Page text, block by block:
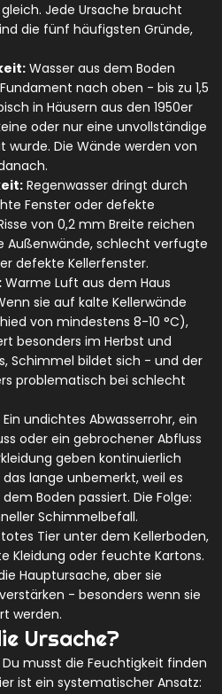
Jede Ursache braucht
die fünf häufigsten Gründe,
Wasser aus dem Boden
nach oben - bis zu 1,5
in Häusern aus den 1950er
oder nur eine unvollständige
wurde. Die Wände werden von
Regenwasser dringt durch
Fenster oder defekte
von 0,2 mm Breite reichen
Außenwände, schlecht verfugte
defekte Kellerfenster.
Warme Luft aus dem Haus
sie auf kalte Kellerwände
von mindestens 8-10 °C),
besonders im Herbst und
Schimmel bildet sich - und der
problematisch bei schlecht
Ein undichtes Abwasserrohr, ein
oder ein gebrochener Abfluss
geben kontinuierlich
lange unbemerkt, weil es
Boden passiert. Die Folge:
Schimmelbefall.
totes Tier unter dem Kellerboden,
Kleidung oder feuchte Kartons.
Hauptursache, aber sie
- besonders wenn sie
werden.
Ursache?
Du musst die Feuchtigkeit finden
ist ein systematischer Ansatz: